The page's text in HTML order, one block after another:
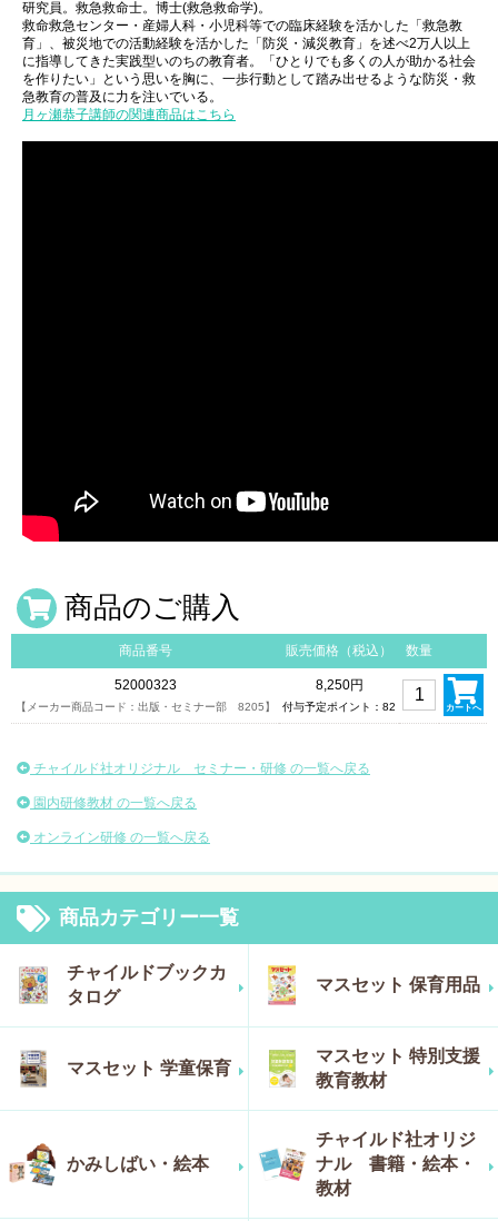
研究員。救急救命士。博士(救急救命学)。
救命救急センター・産婦人科・小児科等での臨床経験を活かした「救急教
育」、被災地での活動経験を活かした「防災・減災教育」を述べ2万人以上
に指導してきた実践型いのちの教育者。「ひとりでも多くの人が助かる社会
を作りたい」という思いを胸に、一歩行動として踏み出せるような防災・救
急教育の普及に力を注いでいる。
月ヶ瀬恭子講師の関連商品はこちら
商品のご購入
商品番号 販売価格（税込） 数量
52000323
【メーカー商品コード：出版・セミナー部 8205】
8,250円
付与予定ポイント：82 カートへ
チャイルド社オリジナル セミナー・研修 の一覧へ戻る
園内研修教材 の一覧へ戻る
オンライン研修 の一覧へ戻る
商品カテゴリー一覧
チャイルドブックカ
タログ
マスセット 保育用品
マスセット 学童保育
マスセット 特別支援
教育教材
かみしばい・絵本
チャイルド社オリジ
ナル 書籍・絵本・
教材